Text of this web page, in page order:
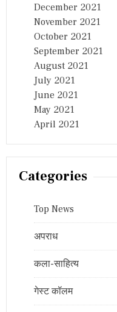
December 2021
November 2021
October 2021
September 2021
August 2021
July 2021
June 2021
May 2021
April 2021
Categories
Top News
अपराध
कला-साहित्य
गेस्ट कॉलम